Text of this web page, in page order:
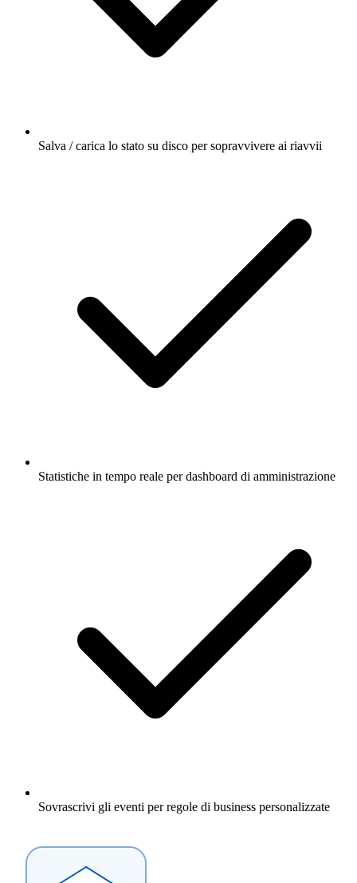
Salva / carica lo stato su disco per sopravvivere ai riavvii
Statistiche in tempo reale per dashboard di amministrazione
Sovrascrivi gli eventi per regole di business personalizzate